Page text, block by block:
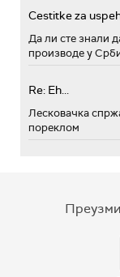
Cestitke za
Да ли сте знали
производе у
Re: Eh...
Лесковачка
пореклом